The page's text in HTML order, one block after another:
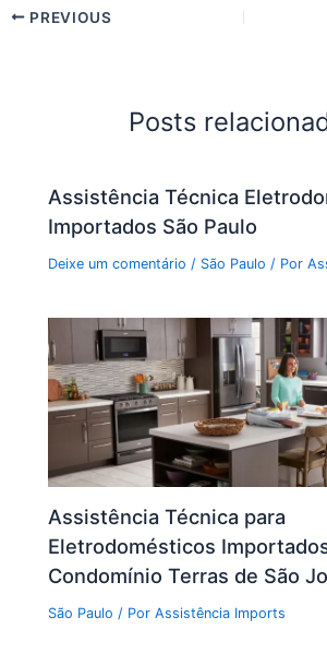
PREVIOUS
Posts
Assistência Técnica
Importados São Paulo
Deixe um comentário / São Paulo / Por
Assistência Técnica para
Eletrodomésticos
Condomínio Terras de São
São Paulo / PorAssistência Imports